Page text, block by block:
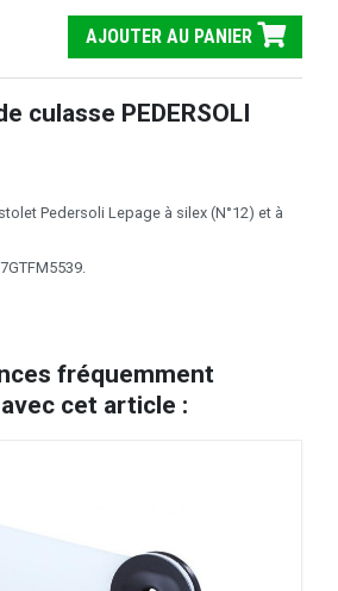
AJOUTER AU PANIER
culasse PEDERSOLI
Pedersoli Lepage à silex (N°12) et à
fréquemment
cet article :